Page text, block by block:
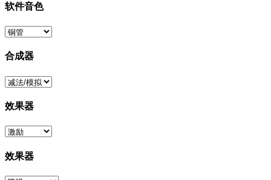
软件音色
合成器
效果器
效果器